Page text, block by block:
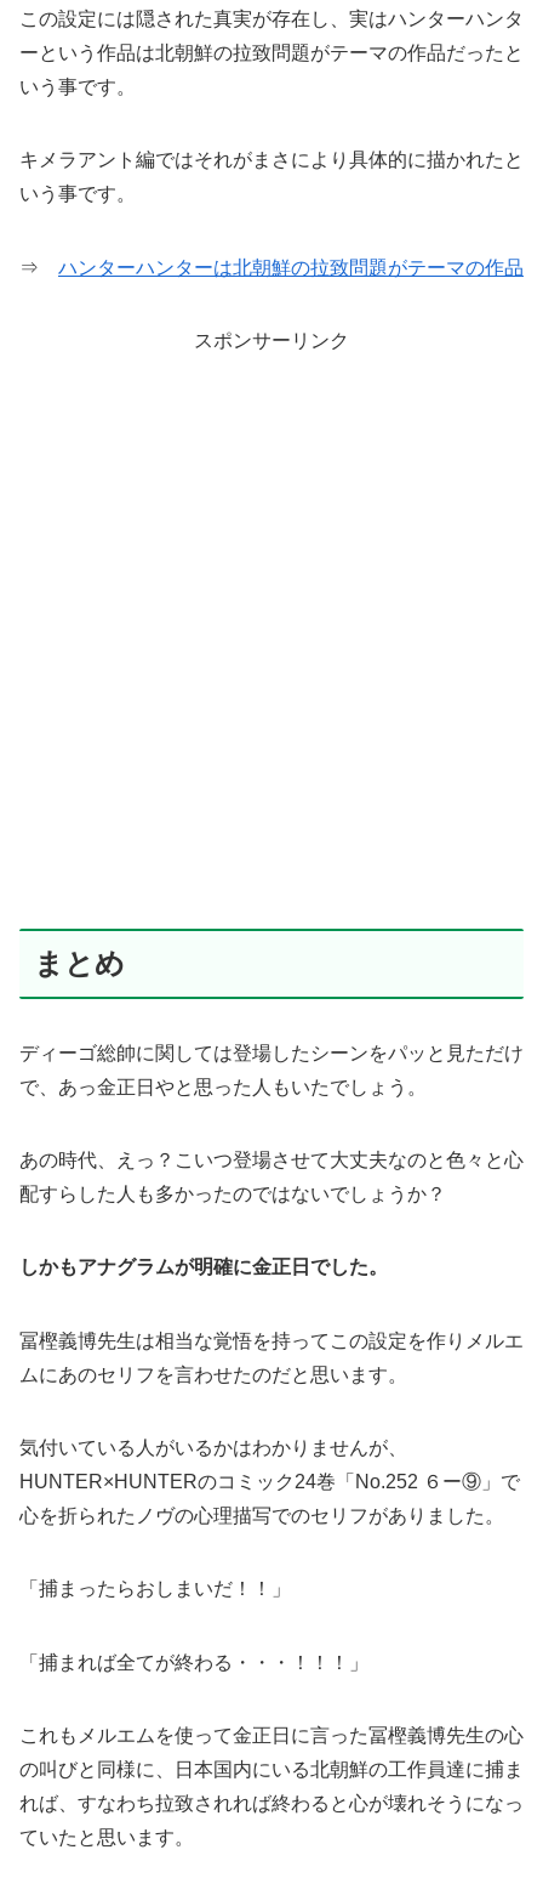
この設定には隠された真実が存在し、実はハンターハンタ
ーという作品は北朝鮮の拉致問題がテーマの作品だったと
いう事です。
キメラアント編ではそれがまさにより具体的に描かれたと
いう事です。
⇒ ハンターハンターは北朝鮮の拉致問題がテーマの作品
スポンサーリンク
まとめ
ディーゴ総帥に関しては登場したシーンをパッと見ただけ
で、あっ金正日やと思った人もいたでしょう。
あの時代、えっ？こいつ登場させて大丈夫なのと色々と心
配すらした人も多かったのではないでしょうか？
しかもアナグラムが明確に金正日でした。
冨樫義博先生は相当な覚悟を持ってこの設定を作りメルエ
ムにあのセリフを言わせたのだと思います。
気付いている人がいるかはわかりませんが、
HUNTER×HUNTERのコミック24巻「No.252 ６ー⑨」で
心を折られたノヴの心理描写でのセリフがありました。
「捕まったらおしまいだ！！」
「捕まれば全てが終わる・・・！！！」
これもメルエムを使って金正日に言った冨樫義博先生の心
の叫びと同様に、日本国内にいる北朝鮮の工作員達に捕ま
れば、すなわち拉致されれば終わると心が壊れそうになっ
ていたと思います。